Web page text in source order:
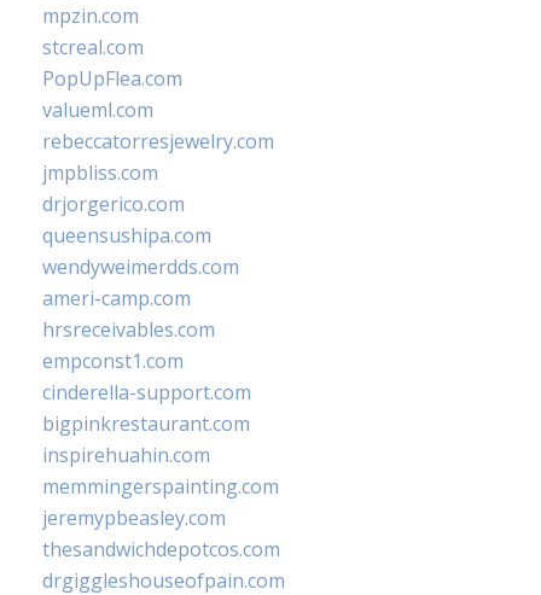
mpzin.com
stcreal.com
PopUpFlea.com
valueml.com
rebeccatorresjewelry.com
jmpbliss.com
drjorgerico.com
queensushipa.com
wendyweimerdds.com
ameri-camp.com
hrsreceivables.com
empconst1.com
cinderella-support.com
bigpinkrestaurant.com
inspirehuahin.com
memmingerspainting.com
jeremypbeasley.com
thesandwichdepotcos.com
drgiggleshouseofpain.com